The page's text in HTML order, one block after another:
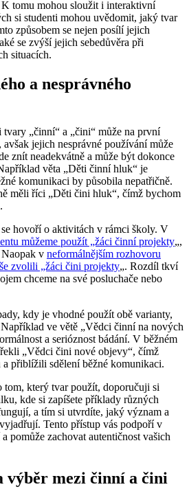
tomu mohou sloužit i interaktivní
si studenti mohou uvědomit, jaký tvar
způsobem se nejen posílí jejich
se zvýší jejich sebedůvěra při
situacích.
a nesprávného
„činní“ a „čini“ může na první
jejich nesprávné používání může
znít neadekvátně a může být dokonce
věta „Děti činní hluk“ je
komunikaci by působila nepatřičně.
měli říci „Děti čini hluk“, čímž bychom
hovoří o aktivitách v rámci školy. V
můžeme použít „žáci činní projekty„,
v neformálnějším rozhovoru
zvolili „žáci čini projekty„. Rozdíl tkví
chceme na své posluchače nebo
kdy je vhodné použít obě varianty,
ve větě „Vědci činní na nových
a serióznost bádání. V běžném
„Vědci čini nové objevy“, čímž
přiblížili sdělení běžné komunikaci.
tom, který tvar použít, doporučuji si
kde si zapíšete příklady různých
a tím si utvrdíte, jaký význam a
Tento přístup vás podpoří v
pomůže zachovat autentičnost vašich
výběr mezi činní a čini